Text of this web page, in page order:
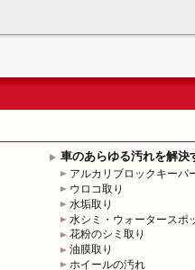
車のあらゆる汚れを解決
アルカリブロックキーパ
ウロコ取り
水垢取り
水シミ・ウォータースポ
花粉のシミ取り
油膜取り
ホイールの汚れ